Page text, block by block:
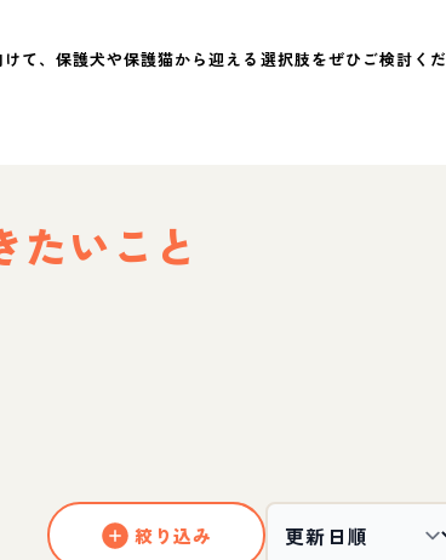
て、保護犬や保護猫から迎える選択肢をぜひご検討くだ
たいこと
絞り込み